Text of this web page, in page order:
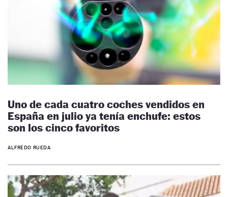
Uno de cada cuatro coches vendidos en
España en julio ya tenía enchufe: estos
son los cinco favoritos
ALFREDO RUEDA